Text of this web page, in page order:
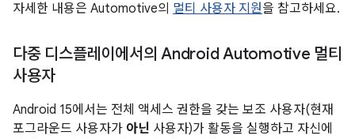
자세한 내용은 Automotive의 멀티 사용자 지원을 참고하세요.
다중 디스플레이에서의 Android Automotive 멀티
사용자
Android 15에서는 전체 액세스 권한을 갖는 보조 사용자(현재
포그라운드 사용자가 아닌 사용자)가 활동을 실행하고 자신에